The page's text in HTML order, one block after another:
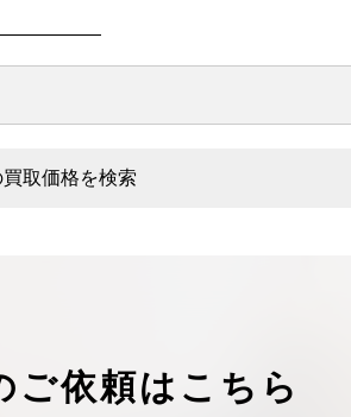
取価格を検索
ご依頼はこちら